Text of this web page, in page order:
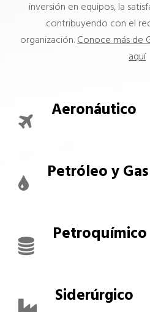
inversión en equipos, la
contribuyendo con el
organización.Conoce más de
aquí
Aeronáutico
Petróleo y Gas
Petroquímico
Siderúrgico